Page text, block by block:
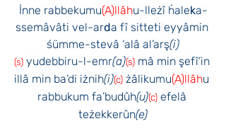
İnne rabbekumu(A)llâhu-lleżî ḣaleka-
ssemâvâti vel-arda fî sitteti eyyâmin
śümme-stevâ ‘alâ al’arş(i)
(s) yudebbiru-l-emr(a)(s) mâ min şefî’in
illâ min ba’di iżnih(i)(c) żâlikumu(A)llâhu
rabbukum fa’budûh(u)(c) efelâ
teżekkerûn(e)